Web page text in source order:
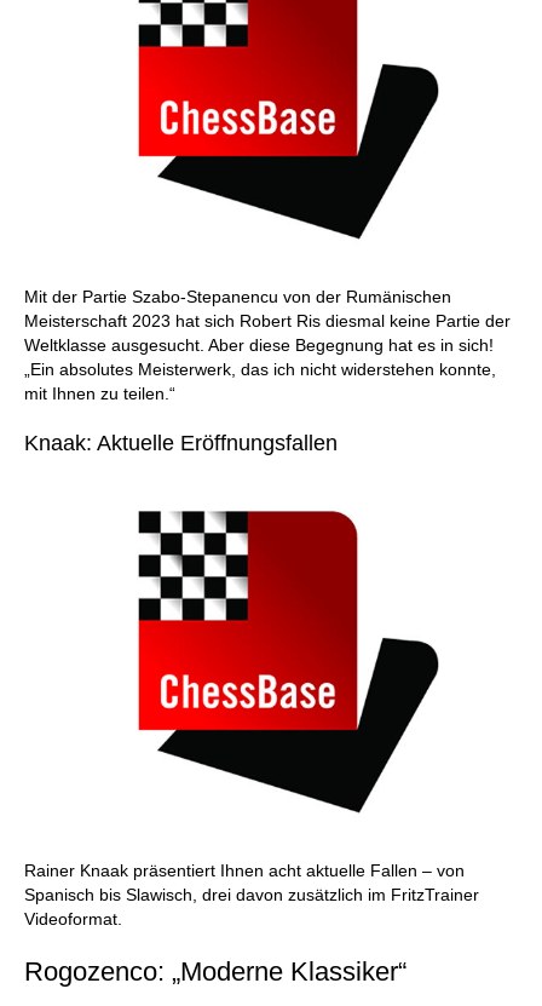
Mit der Partie Szabo-Stepanencu von der Rumänischen
Meisterschaft 2023 hat sich Robert Ris diesmal keine Partie der
Weltklasse ausgesucht. Aber diese Begegnung hat es in sich!
„Ein absolutes Meisterwerk, das ich nicht widerstehen konnte,
mit Ihnen zu teilen.“
Knaak: Aktuelle Eröffnungsfallen
Rainer Knaak präsentiert Ihnen acht aktuelle Fallen – von
Spanisch bis Slawisch, drei davon zusätzlich im FritzTrainer
Videoformat.
Rogozenco: „Moderne Klassiker“